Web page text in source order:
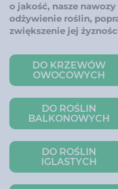
o jakość, nasze
odżywienie roślin,
zwiększenie jej
DO KRZEWÓW
OWOCOWYCH
DO ROŚLIN
BALKONOWYCH
DO ROŚLIN
IGLASTYCH